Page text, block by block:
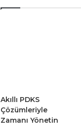
Akıllı PDKS
Çözümleriyle
Zamanı Yönetin